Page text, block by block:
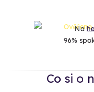
Na
96%
Co si o